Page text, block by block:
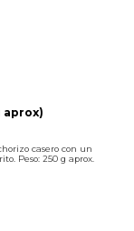
aprox)
casero con un
Peso: 250 g aprox.